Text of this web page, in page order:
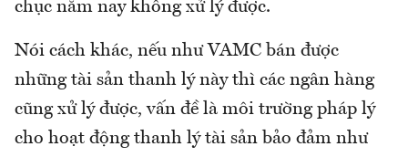
chục năm nay không xử lý được.
Nói cách khác, nếu như VAMC bán được
những tài sản thanh lý này thì các ngân hàng
cũng xử lý được, vấn đề là môi trường pháp lý
cho hoạt động thanh lý tài sản bảo đảm như